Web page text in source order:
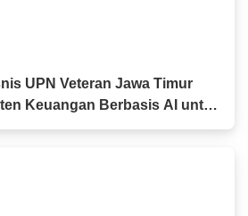
UPN Veteran Jawa Timur
Keuangan Berbasis AI untuk
UMKM